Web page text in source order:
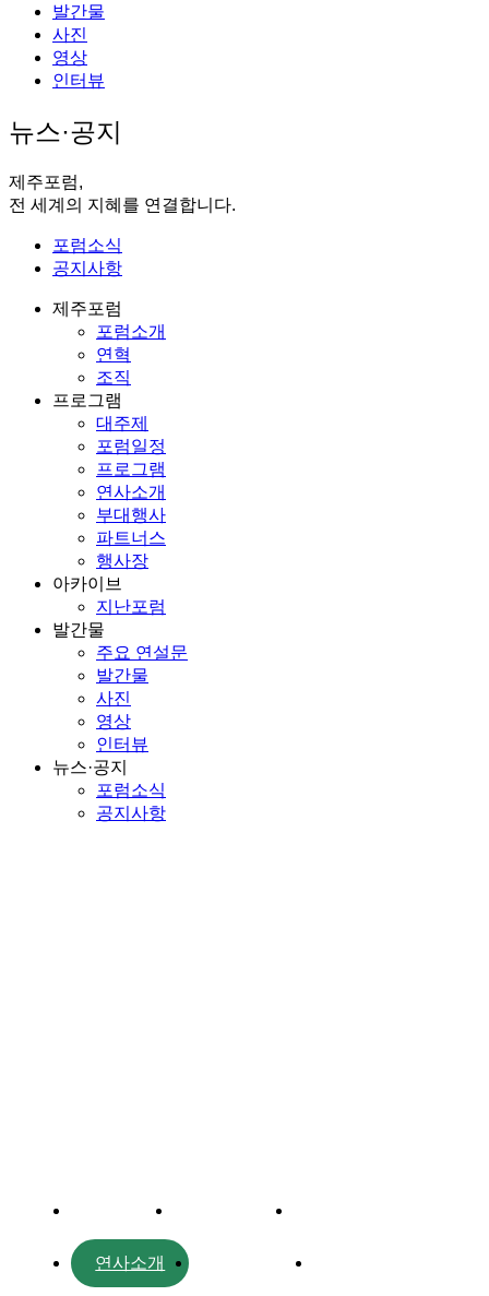
발간물
사진
영상
인터뷰
뉴스·공지
제주포럼,
전 세계의 지혜를 연결합니다.
포럼소식
공지사항
제주포럼
포럼소개
연혁
조직
프로그램
대주제
포럼일정
프로그램
연사소개
부대행사
파트너스
행사장
아카이브
지난포럼
발간물
주요 연설문
발간물
사진
영상
인터뷰
뉴스·공지
포럼소식
공지사항
연사소개